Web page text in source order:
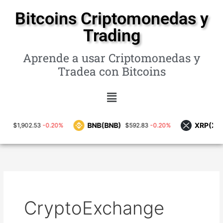
Bitcoins Criptomonedas y
Trading
Aprende a usar Criptomonedas y
Tradea con Bitcoins
Menú
-0.20% BNB(BNB) $592.83 -0.20% XRP(XRP)
CryptoExchange